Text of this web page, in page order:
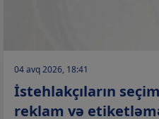
04 avq 2026, 18:41
İstehlakçıların
reklam və